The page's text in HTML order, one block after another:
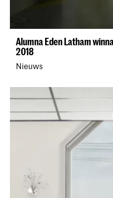
Alumna Eden Latham
2018
Nieuws